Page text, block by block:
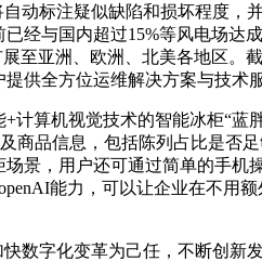
动标注疑似缺陷和损坏程度，
经与国内超过15%等风电场达
至亚洲、欧洲、北美各地区。
供全方位运维解决方案与技术服
算机视觉技术的智能冰柜“蓝
商品信息，包括陈列占比是否
景，用户还可通过简单的手机
能力，可以让企业在不用
数字化变革为己任，不断创新